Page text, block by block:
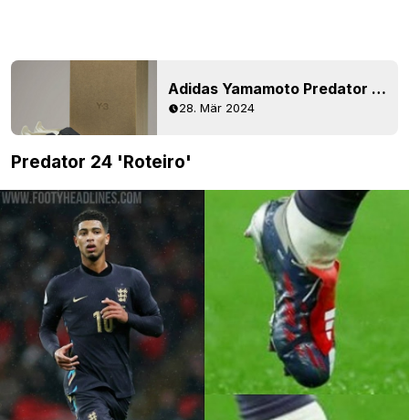
Adidas Yamamoto Predator 2024 Fußballschuhe veröffentlicht - Preis + Store Bilder
28. Mär 2024
Predator 24 'Roteiro'